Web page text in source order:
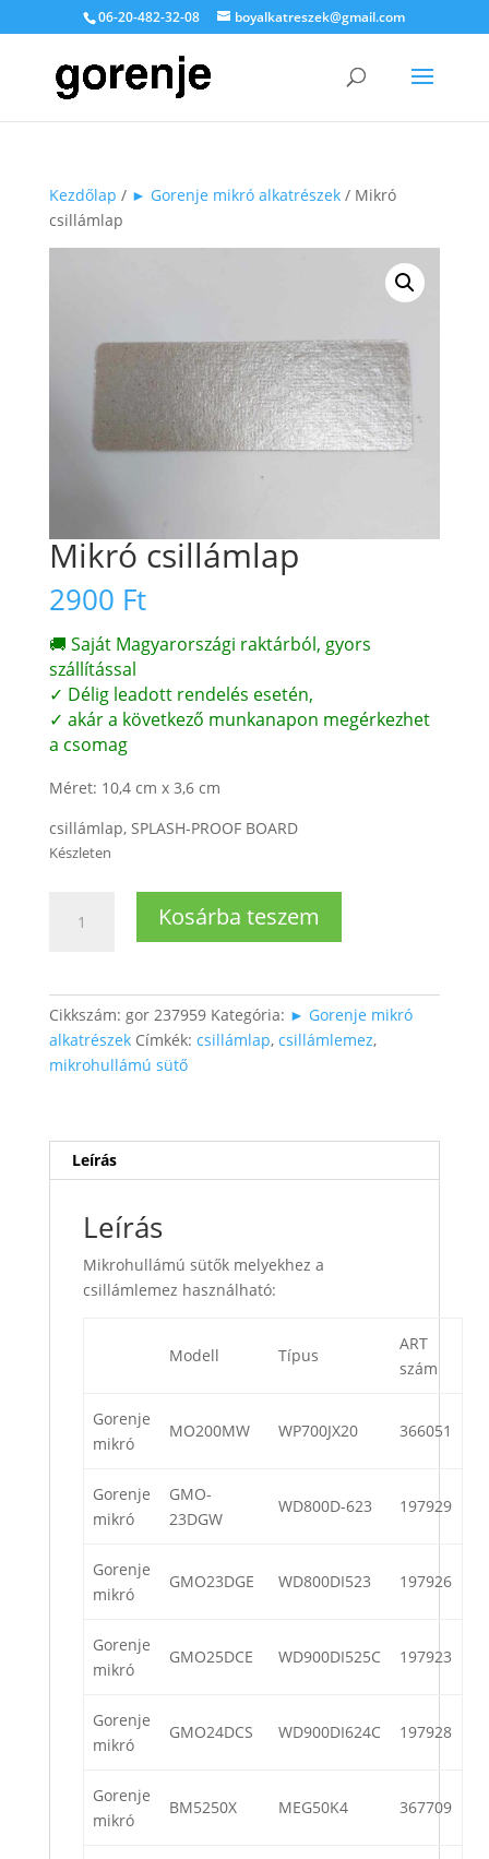
06-20-482-32-08 boyalkatreszek@gmail.com
Kezdőlap / ► Gorenje mikró alkatrészek/ Mikró
csillámlap
Mikró csillámlap
2900 Ft
🚚 Saját Magyarországi raktárból, gyors
szállítással
✓ Délig leadott rendelés esetén,
✓ akár a következő munkanapon megérkezhet
a csomag
Méret: 10,4 cm x 3,6 cm
csillámlap, SPLASH-PROOF BOARD
Készleten
csillámlap
Kosárba teszem
Cikkszám: gor 237959 Kategória: ► Gorenje mikró
alkatrészek Címkék: csillámlap, csillámlemez,
mikrohullámú sütő
Leírás
Leírás
Mikrohullámú sütők melyekhez a
csillámlemez használható:
Modell Típus
ART
szám
Gorenje
mikró
MO200MW WP700JX20 366051
Gorenje
mikró
GMO-
23DGW
WD800D-623 197929
Gorenje
mikró
GMO23DGE WD800DI523 197926
Gorenje
mikró
GMO25DCE WD900DI525C 197923
Gorenje
mikró
GMO24DCS WD900DI624C 197928
Gorenje
mikró
BM5250X MEG50K4 367709